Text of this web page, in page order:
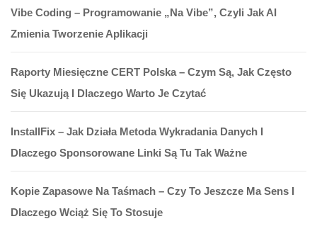
Vibe Coding – Programowanie „na Vibe”, Czyli Jak AI
Zmienia Tworzenie Aplikacji
Raporty Miesięczne CERT Polska – Czym Są, Jak Często
Się Ukazują I Dlaczego Warto Je Czytać
InstallFix – Jak Działa Metoda Wykradania Danych I
Dlaczego Sponsorowane Linki Są Tu Tak Ważne
Kopie Zapasowe Na Taśmach – Czy To Jeszcze Ma Sens I
Dlaczego Wciąż Się To Stosuje